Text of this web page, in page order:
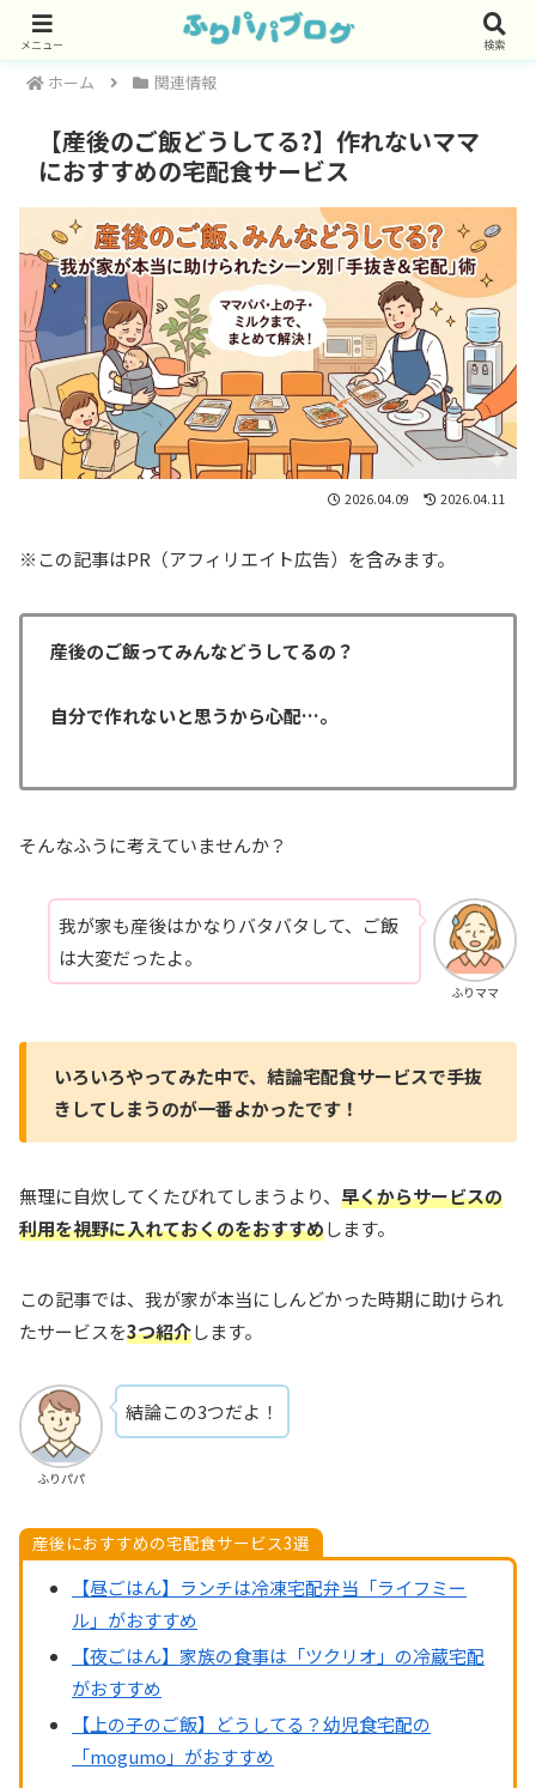
ホーム 関連情報
【産後のご飯どうしてる?】作れないママ
におすすめの宅配食サービス
2026.04.09 2026.04.11
※この記事はPR（アフィリエイト広告）を含みます。
産後のご飯ってみんなどうしてるの？
自分で作れないと思うから心配…。
そんなふうに考えていませんか？
ふりママ
我が家も産後はかなりバタバタして、ご飯
は大変だったよ。
いろいろやってみた中で、結論宅配食サービスで手抜
きしてしまうのが一番よかったです！
無理に自炊してくたびれてしまうより、 早くからサービスの
利用を視野に入れておくのをおすすめします。
この記事では、我が家が本当にしんどかった時期に助けられ
たサービスを3つ紹介します。
ふりパパ
結論この3つだよ！
産後におすすめの宅配食サービス3選
【昼ごはん】ランチは冷凍宅配弁当「ライフミー
ル」がおすすめ
【夜ごはん】家族の食事は「ツクリオ」の冷蔵宅配
がおすすめ
【上の子のご飯】どうしてる？幼児食宅配の
「mogumo」がおすすめ
メニュー 検索